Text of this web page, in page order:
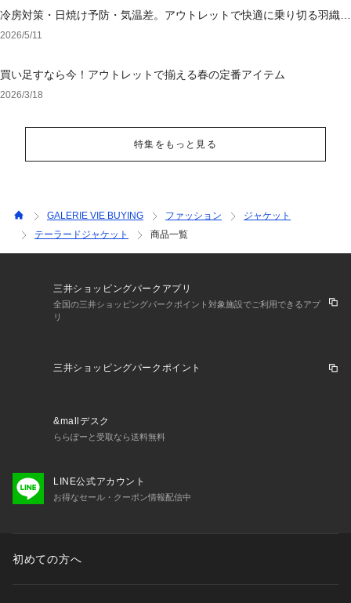
冷房対策・日焼け予防・気温差。アウトレットで快適に乗り切る羽織り
選び
2026/5/11
買い足すなら今！アウトレットで揃える春の定番アイテム
2026/3/18
特集をもっと見る
GALERIE VIE BUYING ファッション
ジャケット
テーラードジャケット
商品一覧
三井ショッピングパークアプリ
全国の三井ショッピングパークポイント対象施設でご利用できるアプ
リ
三井ショッピングパークポイント
&mallデスク
ららぽーと受取なら送料無料
LINE公式アカウント
お得なセール・クーポン情報配信中
初めての方へ